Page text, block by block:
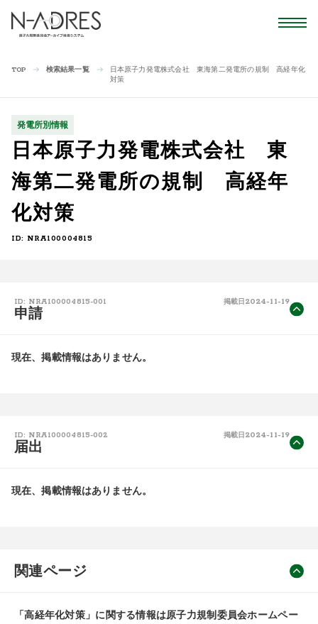
TOP 検索結果一覧
日本原子力発電株式会社 東海第二発電所の規制 高経年化
対策
発電所別情報
日本原子力発電株式会社 東
海第二発電所の規制 高経年
化対策
ID: NRA100004815
ID: NRA100004815-001 掲載日 2024-11-19
申請
現在、掲載情報はありません。
ID: NRA100004815-002 掲載日 2024-11-19
届出
現在、掲載情報はありません。
関連ページ
「高経年化対策」に関する情報は原子力規制委員会ホームペー